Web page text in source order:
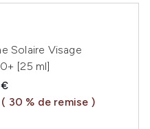
Solaire Visage
[25 ml]
:
€
( 30 % de remise )